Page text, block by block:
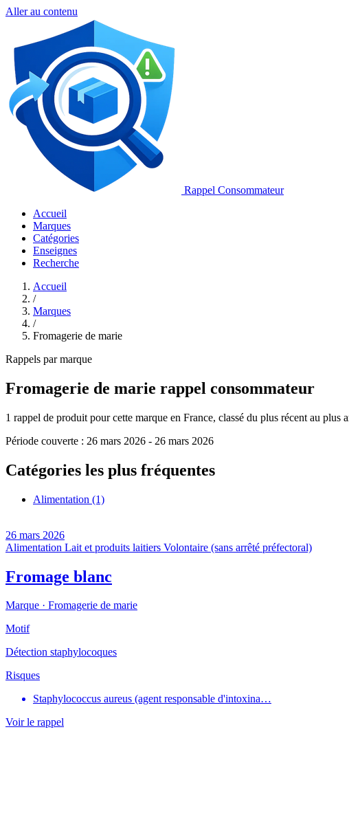
Aller au contenu
Rappel Consommateur
Accueil
Marques
Catégories
Enseignes
Recherche
Accueil
/
Marques
/
Fromagerie de marie
Rappels par marque
Fromagerie de marie rappel consommateur
1 rappel de produit pour cette marque en France, classé du plus récent au
Période couverte : 26 mars 2026 - 26 mars 2026
Catégories les plus fréquentes
Alimentation (1)
26 mars 2026
Alimentation Lait et produits laitiers Volontaire (sans arrêté préfectoral)
Fromage blanc
Marque · Fromagerie de marie
Motif
Détection staphylocoques
Risques
Staphylococcus aureus (agent responsable d'intoxina…
Voir le rappel